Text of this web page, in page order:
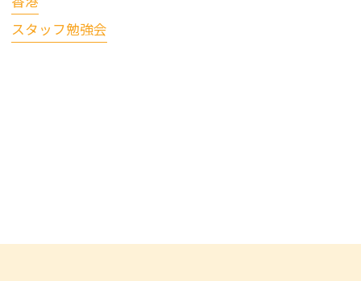
スタッフ勉強会